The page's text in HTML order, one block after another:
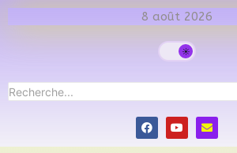
8 août 2026